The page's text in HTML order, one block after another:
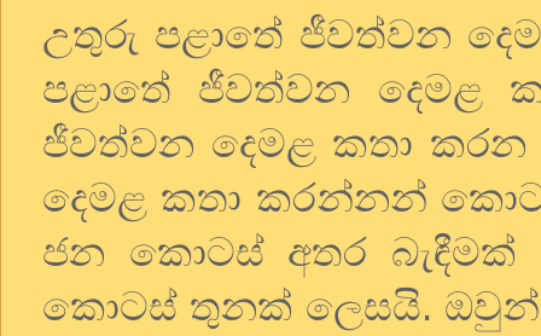
උතුරු පළාතේ ජීවත්වන
පළාතේ ජීවත්වන දෙමළ
ජීවත්වන දෙමළ කතා
දෙමළ කතා කරන්නන්
ජන කොටස් අතර
කොටස් තුනක් ලෙසයි.